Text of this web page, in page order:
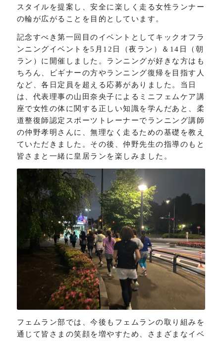
スタイルを提案し、安全に楽しく走る女性ランナー
の輪が広がることを目的としています。
記念すべき第一回目のイベントとしてキックオフラ
ンニングイベントを5月12日（夜ラン）＆14日（朝
ラン）に開催しました。ランニングが好きな方はも
ちろん、ビギナーの方やランニング復帰を目指す人
など、各日定員を超える応募がありました。当日
は、代表理事の山田奈央子によるミニフェムケア講
座で女性の体に関する正しい知識を学んだあと、柔
道整復師認定スポーツトレーナーでランニング講師
の仲野孝明さんに、無理なく走るための基礎を教え
ていただきました。その後、仲野先生の指導のもと
皆さまと一緒に皇居ランを楽しみました。
フェムラン部では、今後もフェムランの取り組みを
通じて皆さまの笑顔を増やすため、さまざまなイベ